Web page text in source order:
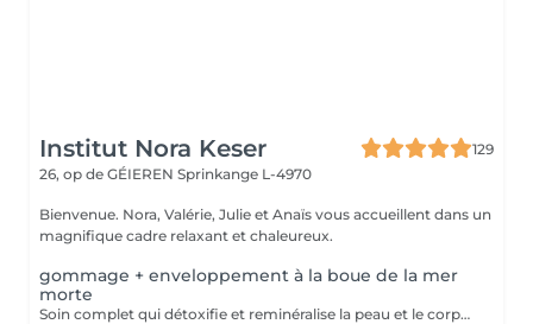
Institut Nora Keser
129
26, op de GÉIEREN Sprinkange L-4970
Bienvenue. Nora, Valérie, Julie et Anaïs vous accueillent dans un
magnifique cadre relaxant et chaleureux.
gommage + enveloppement à la boue de la mer
morte
Soin complet qui détoxifie et reminéralise la peau et le corps grâce à la boue de la Mer Morte. La peau sera plus lisse, plus douce, effet drainant grâce a l'application d'une crème en fin de soin.